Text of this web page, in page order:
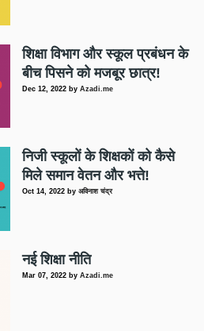
शिक्षा विभाग और स्कूल प्रबंधन के
बीच पिसने को मजबूर छात्र!
Dec 12, 2022 byAzadi.me
निजी स्कूलों के शिक्षकों को कैसे
मिले समान वेतन और भत्ते!
Oct 14, 2022 byअविनाश चंद्र
नई शिक्षा नीति
Mar 07, 2022 byAzadi.me